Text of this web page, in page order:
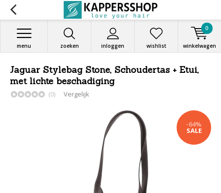
zoeken inloggen
menu wishlist winkelwagen
0
Jaguar Stylebag Stone, Schoudertas + Etui,
met lichte beschadiging
(0) Vergelijk
-64%
SALE